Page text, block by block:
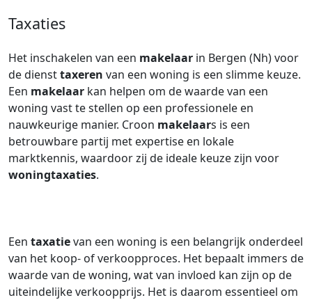
Taxaties
Het inschakelen van een makelaar in Bergen (Nh) voor
de diensttaxeren van een woning is een slimme keuze.
Een makelaar kan helpen om de waarde van een
woning vast te stellen op een professionele en
nauwkeurige manier. Croon makelaars is een
betrouwbare partij met expertise en lokale
marktkennis, waardoor zij de ideale keuze zijn voor
woningtaxaties.
Een taxatievan een woning is een belangrijk onderdeel
van het koop- of verkoopproces. Het bepaalt immers de
waarde van de woning, wat van invloed kan zijn op de
uiteindelijke verkoopprijs. Het is daarom essentieel om